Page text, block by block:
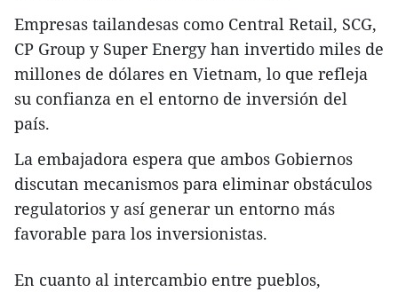
Empresas tailandesas como Central Retail, SCG,
CP Group y Super Energy han invertido miles de
millones de dólares en Vietnam, lo que refleja
su confianza en el entorno de inversión del
país.
La embajadora espera que ambos Gobiernos
discutan mecanismos para eliminar obstáculos
regulatorios y así generar un entorno más
favorable para los inversionistas.
En cuanto al intercambio entre pueblos,